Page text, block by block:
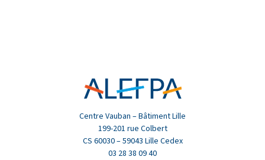
Centre Vauban – Bâtiment Lille
199-201 rue Colbert
CS 60030 – 59043 Lille Cedex
03 28 38 09 40